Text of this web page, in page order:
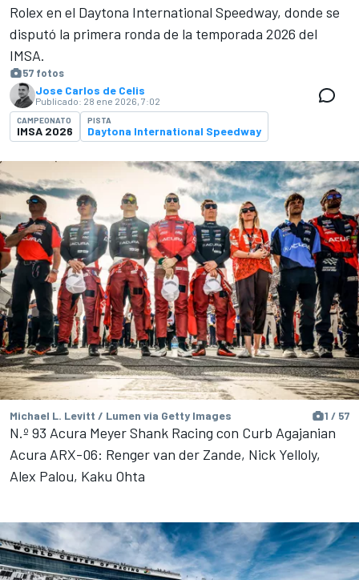
Rolex en el Daytona International Speedway, donde se
disputó la primera ronda de la temporada 2026 del
IMSA.
57 fotos
Jose Carlos de Celis
Publicado: 28 ene 2026, 7:02
CAMPEONATO
IMSA 2026
PISTA
Daytona International Speedway
Michael L. Levitt / Lumen via Getty Images 1 / 57
N.º 93 Acura Meyer Shank Racing con Curb Agajanian
Acura ARX-06: Renger van der Zande, Nick Yelloly,
Alex Palou, Kaku Ohta